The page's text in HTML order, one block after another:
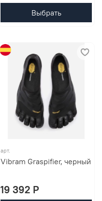
Выбрать
арт.
Vibram Graspifier, черный
19 392 P